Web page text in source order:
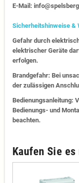
E-Mail:
Sicherheitshinweise &
Gefahr durch
elektrischer Geräte
erfolgen.
Brandgefahr: Bei
der zulässigen
Bedienungsanleitung:
Bedienungs- und
beachten.
Kaufen Sie